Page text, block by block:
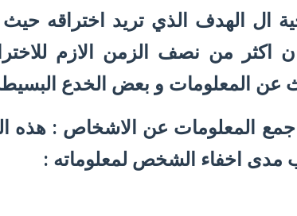
ال الهدف الذي تريد اختراقه
اكثر من نصف الزمن الازم
عن المعلومات و بعض الخدع
المعلومات عن الاشخاص : هذه
اخفاء الشخص لمعلوماته :